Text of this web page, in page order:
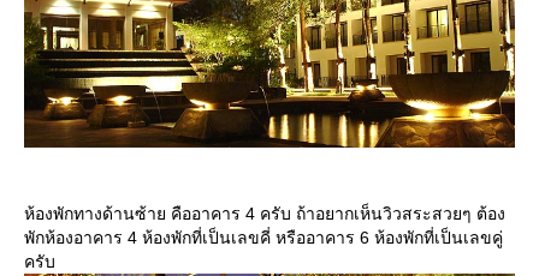
ห้องพักทางด้านซ้าย คืออาคาร 4 ครับ ถ้าอยากเห็นวิวสระสวยๆ ต้อง
พักห้องอาคาร 4 ห้องพักที่เป็นเลขคี่ หรืออาคาร 6 ห้องพักที่เป็นเลขคู่
ครับ